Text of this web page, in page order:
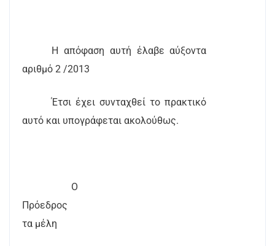
Η απόφαση αυτή έλαβε αύξοντα
αριθμό 2 /2013
Έτσι έχει συνταχθεί το πρακτικό
αυτό και υπογράφεται ακολούθως.
Ο
Πρόεδρος
τα μέλη